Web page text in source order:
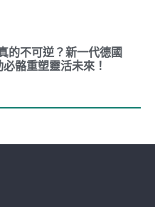
的不可逆？新一代德國
骼重塑靈活未來！